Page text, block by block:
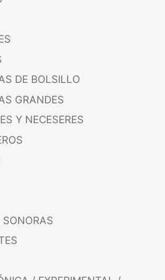
DE BOLSILLO
GRANDES
Y NECESERES